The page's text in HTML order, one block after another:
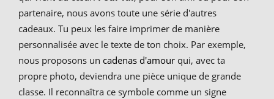
partenaire, nous avons toute une série d'autres
cadeaux. Tu peux les faire imprimer de manière
personnalisée avec le texte de ton choix. Par exemple,
nous proposons un cadenas d'amour qui, avec ta
propre photo, deviendra une pièce unique de grande
classe. Il reconnaîtra ce symbole comme un signe